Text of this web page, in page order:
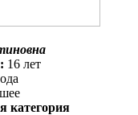
16 лет
категория